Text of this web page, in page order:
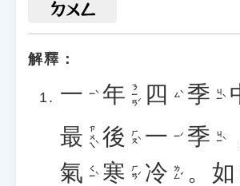
ㄉㄨㄥ
解釋：
一 ㄧˋ 年 ㄋㄧㄢˊ 四 ㄙˋ 季 ㄐㄧˋ
最 ㄗㄨㄟˋ 後 ㄏㄡˋ 一 ㄧˊ 季 ㄐㄧˋ
氣 ㄑㄧˋ 寒 ㄏㄢˊ 冷 ㄌㄥˇ 。 如